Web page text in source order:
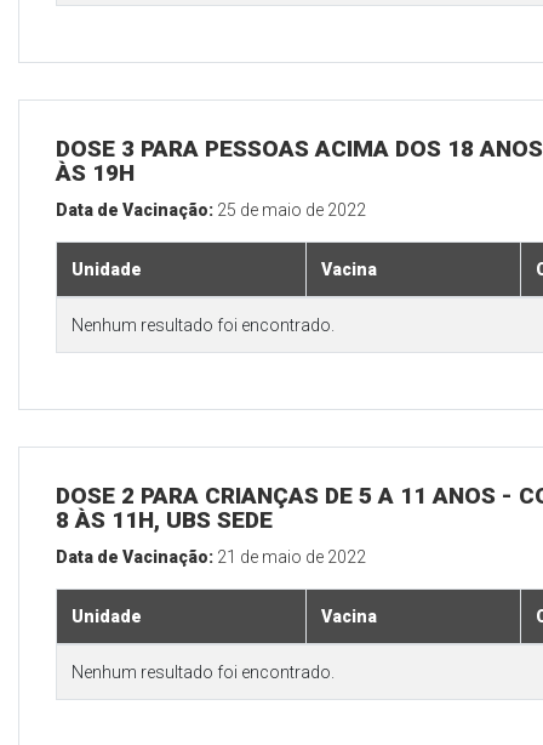
DOSE 3 PARA PESSOAS ACIMA DOS 18
ÀS 19H
Data de Vacinação: 25 de maio de 2022
Unidade Vacina
Nenhum resultado foi encontrado.
DOSE 2 PARA CRIANÇAS DE 5 A 11 ANOS -
8 ÀS 11H, UBS SEDE
Data de Vacinação: 21 de maio de 2022
Unidade Vacina
Nenhum resultado foi encontrado.